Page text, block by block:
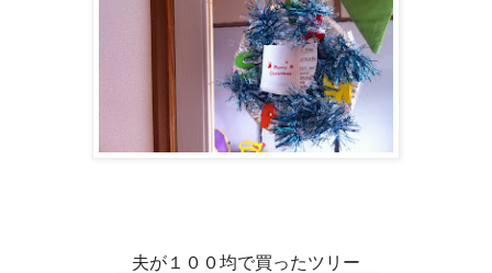
夫が１００均で買ったツリー